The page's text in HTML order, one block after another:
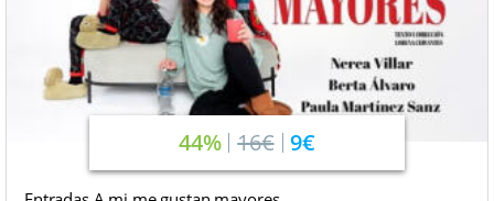
44% 16€ 9€